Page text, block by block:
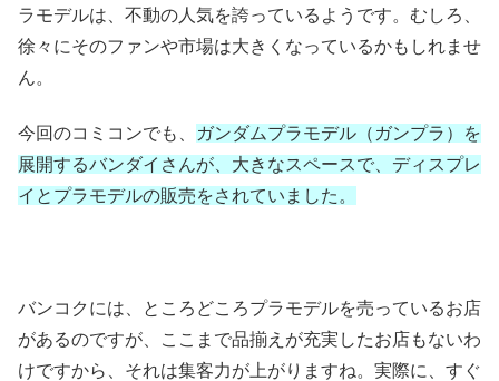
ラモデルは、不動の人気を誇っているようです。むしろ、
徐々にそのファンや市場は大きくなっているかもしれませ
ん。
今回のコミコンでも、
ガンダムプラモデル（ガンプラ）を
展開するバンダイさんが、大きなスペースで、ディスプレ
イとプラモデルの販売をされていました。
バンコクには、ところどころプラモデルを売っているお店
があるのですが、ここまで品揃えが充実したお店もないわ
けですから、それは集客力が上がりますね。実際に、すぐ